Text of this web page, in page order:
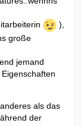
),
große
jemand
als das
der